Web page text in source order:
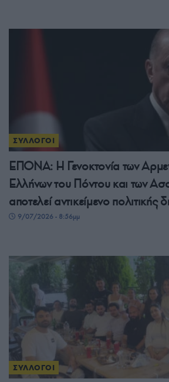
ΣΥΛΛΟΓΟΙ
ΕΠΟΝΑ: Η Γενοκτονία των
Ελλήνων του Πόντου και των
αποτελεί αντικείμενο πολιτικής
9/07/2026 - 8:56μμ
ΣΥΛΛΟΓΟΙ